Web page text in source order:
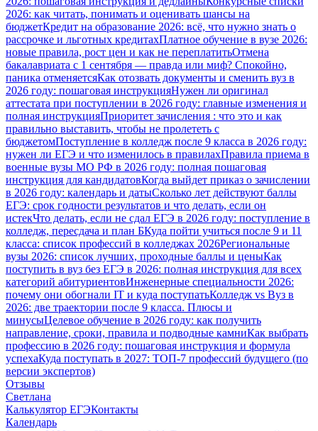
2026: как читать, понимать и оценивать шансы на
бюджетКредит на образование 2026: всё, что нужно знать о
рассрочке и льготных кредитахПлатное обучение в вузе 2026:
новые правила, рост цен и как не переплатитьОтмена
бакалавриата с 1 сентября — правда или миф? Спокойно,
паника отменяетсяКак отозвать документы и сменить вуз в
2026 году: пошаговая инструкцияНужен ли оригинал
аттестата при поступлении в 2026 году: главные изменения и
полная инструкцияПриоритет зачисления : что это и как
правильно выставить, чтобы не пролететь с
бюджетомПоступление в колледж после 9 класса в 2026 году:
нужен ли ЕГЭ и что изменилось в правилахПравила приема в
военные вузы МО РФ в 2026 году: полная пошаговая
инструкция для кандидатовКогда выйдет приказ о зачислении
в 2026 году: календарь и датыСколько лет действуют баллы
ЕГЭ: срок годности результатов и что делать, если он
истекЧто делать, если не сдал ЕГЭ в 2026 году: поступление в
колледж, пересдача и план БКуда пойти учиться после 9 и 11
класса: список профессий в колледжах 2026Региональные
вузы 2026: список лучших, проходные баллы и ценыКак
поступить в вуз без ЕГЭ в 2026: полная инструкция для всех
категорий абитуриентовИнженерные специальности 2026:
почему они обогнали IT и куда поступатьКолледж vs Вуз в
2026: две траектории после 9 класса. Плюсы и
минусыЦелевое обучение в 2026 году: как получить
направление, сроки, правила и подводные камниКак выбрать
профессию в 2026 году: пошаговая инструкция и формула
успехаКуда поступать в 2027: ТОП-7 профессий будущего (по
версии экспертов)
Отзывы
Светлана
Калькулятор ЕГЭКонтакты
Календарь